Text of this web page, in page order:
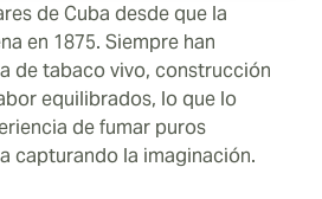
de Cuba desde que la
en 1875. Siempre han
de tabaco vivo, construcción
equilibrados, lo que lo
de fumar puros
capturando la imaginación.